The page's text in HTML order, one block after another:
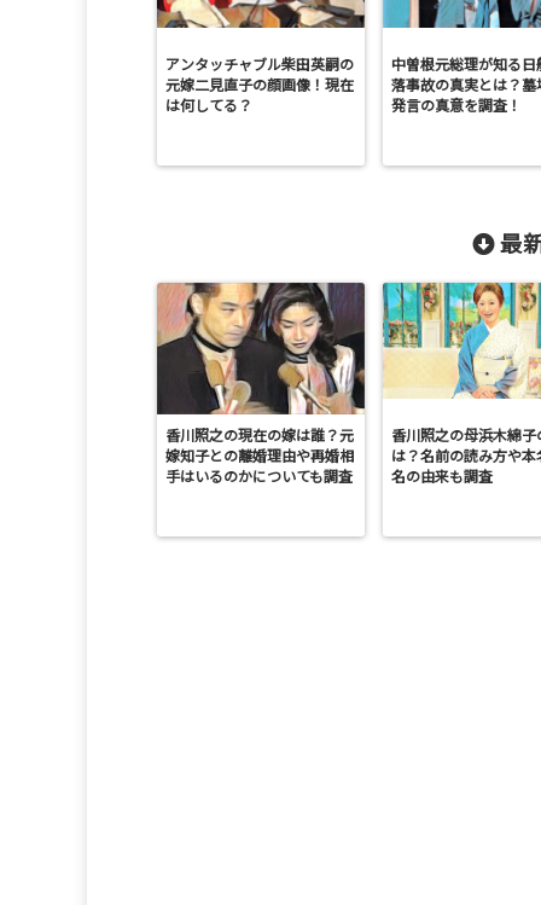
アンタッチャブル柴田英嗣の
元嫁二見直子の顔画像！現在
は何してる？
中曽根元総理が知る日
落事故の真実とは？墓
発言の真意を調査！
最
香川照之の現在の嫁は誰？元
嫁知子との離婚理由や再婚相
手はいるのかについても調査
香川照之の母浜木綿子
は？名前の読み方や本
名の由来も調査